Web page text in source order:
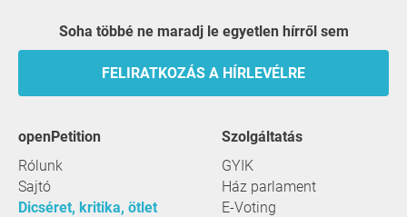
Soha többé ne maradj le egyetlen hírről sem
FELIRATKOZÁS A HÍRLEVÉLRE
openPetition
Rólunk
Sajtó
Dicséret, kritika, ötlet
szolgáltatás
GYIK
Ház parlament
E-Voting